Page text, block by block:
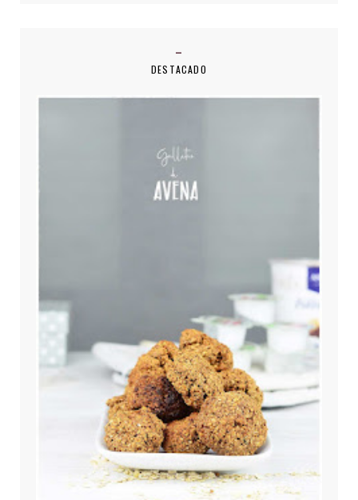
DESTACADO